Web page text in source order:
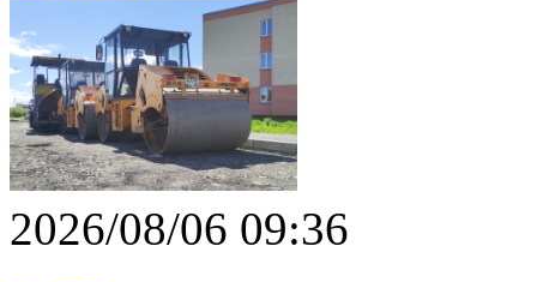
2026/08/06 09:36